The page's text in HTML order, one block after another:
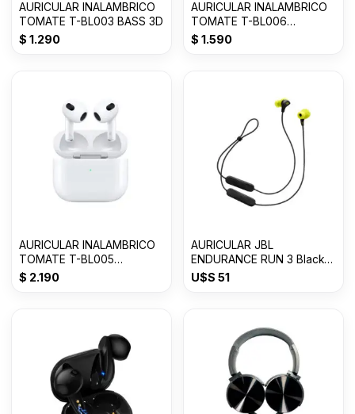
AURICULAR INALAMBRICO
TOMATE T-BL003 BASS 3D
$ 1.290
AURICULAR INALAMBRICO
TOMATE T-BL006
AIRPODS 2da GENERACION
$ 1.590
AURICULAR INALAMBRICO
TOMATE T-BL005
AIRPODS 3ra Generacion
$ 2.190
AURICULAR JBL
ENDURANCE RUN 3 Black
Lime
U$S 51